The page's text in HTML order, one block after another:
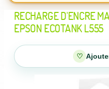
RECHARGE D'ENCRE
EPSON ECOTANK L555
♡